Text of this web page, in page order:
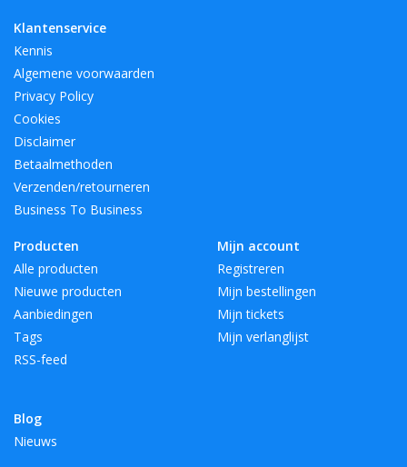
Klantenservice
Kennis
Algemene voorwaarden
Privacy Policy
Cookies
Disclaimer
Betaalmethoden
Verzenden/retourneren
Business To Business
Producten
Alle producten
Nieuwe producten
Aanbiedingen
Tags
RSS-feed
Blog
Nieuws
Mijn account
Registreren
Mijn bestellingen
Mijn tickets
Mijn verlanglijst